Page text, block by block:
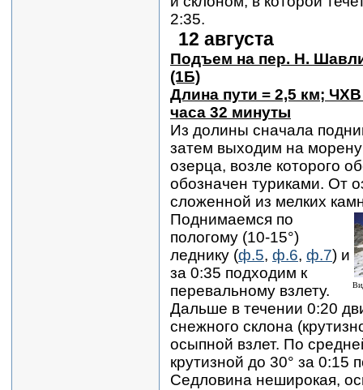
2:35.
12 августа
Подъем на пер. Н.
(1Б)
Длина пути = 2,5 км; ЧХВ
часа 32 минуты
Из долины сначала
затем выходим на
озерца, возле которого
обозначен туриками. От
сложенной из мелких
Поднимаемся по
пологому (10-15°)
леднику (ф.5, ф.6, ф.7) и
за 0:35 подходим к
перевальному взлету.
Дальше в течении 0:20
снежного склона
осыпной взлет. По
крутизной до 30° за 0:15
Седловина неширокая,